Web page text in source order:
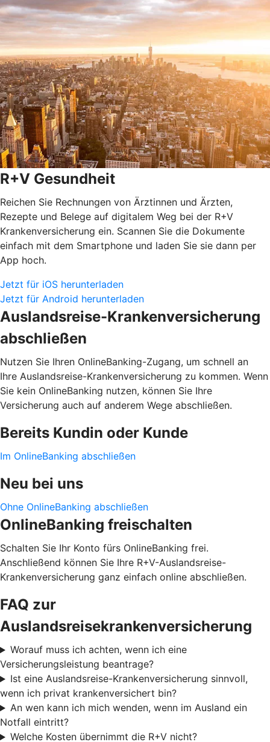
R+V Gesundheit
Reichen Sie Rechnungen von Ärztinnen und Ärzten,
Rezepte und Belege auf digitalem Weg bei der R+V
Krankenversicherung ein. Scannen Sie die Dokumente
einfach mit dem Smartphone und laden Sie sie dann per
App hoch.
Jetzt für iOS herunterladen
Jetzt für Android herunterladen
Auslandsreise-Krankenversicherung
abschließen
Nutzen Sie Ihren OnlineBanking-Zugang, um schnell an
Ihre Auslandsreise-Krankenversicherung zu kommen. Wenn
Sie kein OnlineBanking nutzen, können Sie Ihre
Versicherung auch auf anderem Wege abschließen.
Bereits Kundin oder Kunde
Im OnlineBanking abschließen
Neu bei uns
Ohne OnlineBanking abschließen
OnlineBanking freischalten
Schalten Sie Ihr Konto fürs OnlineBanking frei.
Anschließend können Sie Ihre R+V-Auslandsreise-
Krankenversicherung ganz einfach online abschließen.
FAQ zur
Auslandsreisekrankenversicherung
Worauf muss ich achten, wenn ich eine
Versicherungsleistung beantrage?
Ist eine Auslandsreise-Krankenversicherung sinnvoll,
wenn ich privat krankenversichert bin?
An wen kann ich mich wenden, wenn im Ausland ein
Notfall eintritt?
Welche Kosten übernimmt die R+V nicht?